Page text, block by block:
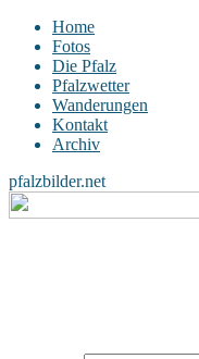
Home
Fotos
Die Pfalz
Pfalzwetter
Wanderungen
Kontakt
Archiv
pfalzbilder.net